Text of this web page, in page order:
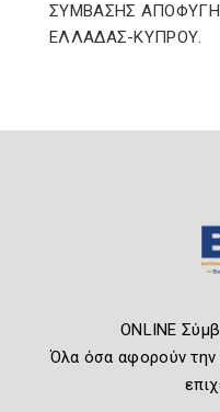
ΣΥΜΒΑΣΗΣ
ΕΛΛΑΔΑΣ-ΚΥΠΡΟΥ.
ONLINE
Όλα όσα αφορούν την